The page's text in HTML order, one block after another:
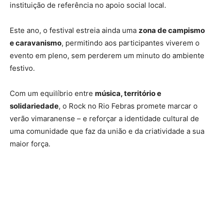
instituição de referência no apoio social local.
Este ano, o festival estreia ainda uma zona de campismo
e caravanismo, permitindo aos participantes viverem o
evento em pleno, sem perderem um minuto do ambiente
festivo.
Com um equilíbrio entre música, território e
solidariedade, o Rock no Rio Febras promete marcar o
verão vimaranense – e reforçar a identidade cultural de
uma comunidade que faz da união e da criatividade a sua
maior força.